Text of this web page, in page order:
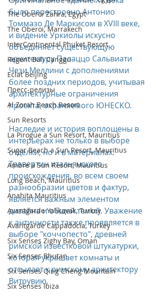
The Oberoi Zahra, Egypt
The Oberoi, Marrakech
InterContinental Phuket Resort
Regent Bali Canggu
Eclat Beijing
Пресс-релизы
Al Zorah Beach Resort
Sun Resorts
La Pirogue a Sun Resort, Mauritius
Sugar Beach a Sun Resort, Mauritius
Ambre a Sun Resort, Mauritius
Long Beach, Mauritius
Anahita Mauritius
Avantgarde Yalıkavak, Turkey
Avantgarde Cappadocia, Turkey
Six Senses Zighy Bay, Oman
Six Senses Bhutan
Six Senses Qing Cheng Mountain
Six Senses Ibiza
было перестроено Антонио
Томмазо Де Маркисом в XVIII веке,
и видение Уркиолы искусно
объединяет существующую
архитектуру Палаццо Сальвиати
Чези Меллини с дополнениями
более поздних периодов, учитывая
архитектурные ограничения
проекта, охраняемого ЮНЕСКО.
Наследие и история воплощены в
интерьерах не только в выборе
отделки, но и в материалах.
Травертин итальянского
происхождения, во всем своем
разнообразии цветов и фактур,
является важным элементом
дизайна и общей темой. Уважение
к античности также проявляется в
выборе "коччопесто", древней
римской известковой штукатурки,
которая украшает комнаты и
отсылает к римскому архитектору
Витрувию.